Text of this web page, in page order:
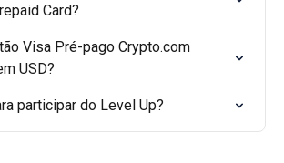
Card?
Visa Pré-pago Crypto.com
USD?
participar do Level Up?